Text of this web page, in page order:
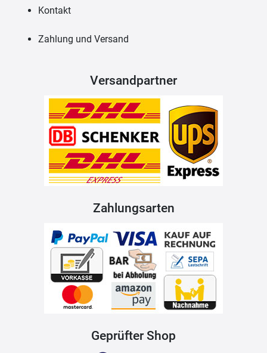
Kontakt
Zahlung und Versand
Versandpartner
Zahlungsarten
Geprüfter Shop